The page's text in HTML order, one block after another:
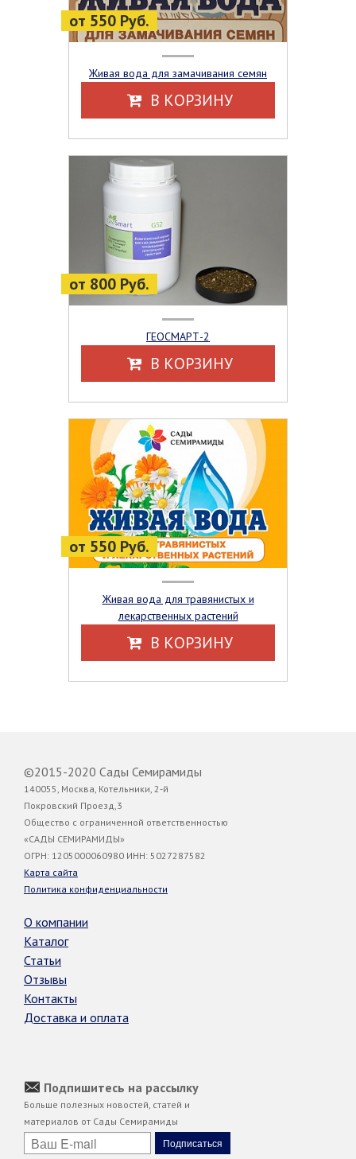
от 550 Руб.
Живая вода для замачивания семян
В КОРЗИНУ
от 800 Руб.
ГЕОСМАРТ-2
В КОРЗИНУ
от 550 Руб.
Живая вода для травянистых и
лекарственных растений
В КОРЗИНУ
©2015-2020 Сады Семирамиды
140055, Москва, Котельники, 2-й
Покровский Проезд,3
Общество с ограниченной ответственностью
«САДЫ СЕМИРАМИДЫ»
ОГРН: 1205000060980 ИНН: 5027287582
Карта сайта
Политика конфиденциальности
О компании
Каталог
Статьи
Отзывы
Контакты
Доставка и оплата
Подпишитесь на рассылку
Больше полезных новостей, статей и
материалов от Сады Семирамиды